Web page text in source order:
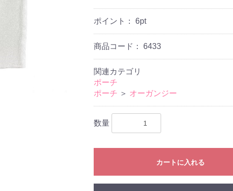
ポイント： 6pt
商品コード： 6433
関連カテゴリ
ポーチ
ポーチ ＞ オーガンジー
数量
カートに入れる